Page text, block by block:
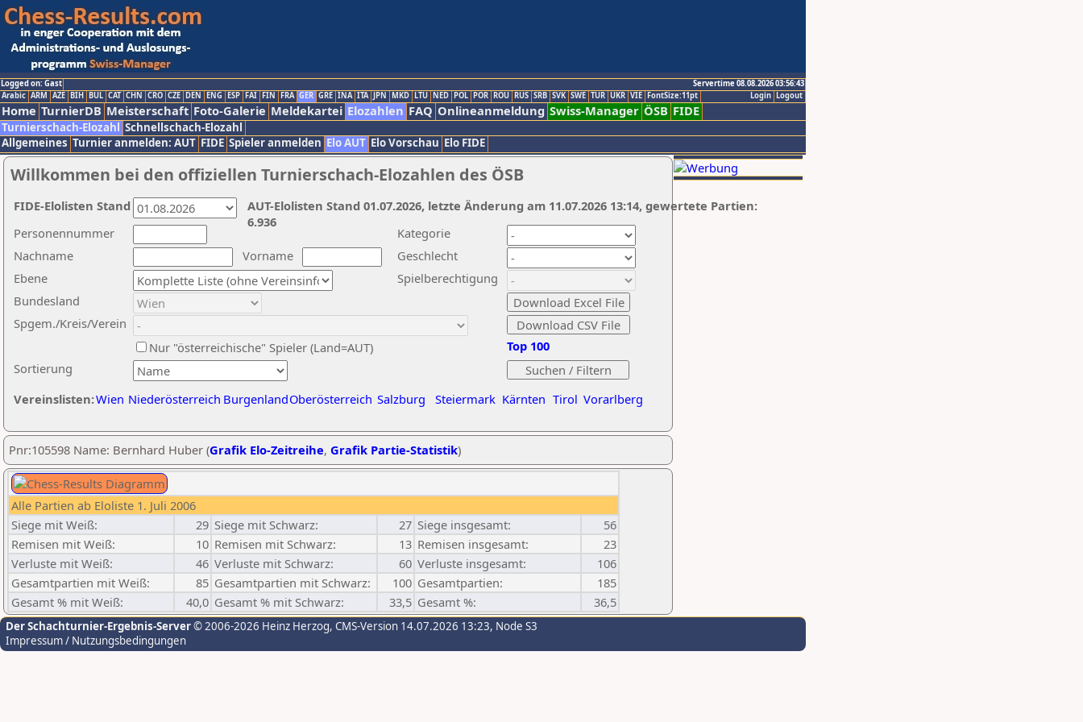
Logged on: Gast
Servertime 08.08.2026 03:56:43
Logout
Login
Arabic ARM AZE BIH BUL CAT CHN CRO CZE DEN ENG ESP FAI FIN FRA GER GRE INA ITA JPN MKD LTU NED POL POR ROU RUS SRB SVK SWE TUR UKR VIE FontSize:11pt
Home TurnierDB Meisterschaft Foto-Galerie Meldekartei Elozahlen FAQ Onlineanmeldung Swiss-Manager ÖSB FIDE
Turnierschach-Elozahl Schnellschach-Elozahl
Allgemeines Turnier anmelden: AUT FIDE Spieler anmelden Elo AUT Elo Vorschau Elo FIDE
Willkommen bei den offiziellen Turnierschach-Elozahlen des ÖSB
Nachname
Vorname
Ebene
Kategorie
Sortierung
Personennummer
Bundesland
Spgem./Kreis/Verein
Geschlecht
Nur "österreichische" Spieler (Land=AUT)
Spielberechtigung
Vereinslisten:Wien Niederösterreich BurgenlandOberösterreich Salzburg Steiermark Kärnten Tirol Vorarlberg
Top 100
AUT-Elolisten Stand 01.07.2026, letzte Änderung am 11.07.2026 13:14, gewertete Partien:
6.936
FIDE-Elolisten Stand
Pnr:105598 Name: Bernhard Huber (Grafik Elo-Zeitreihe, Grafik Partie-Statistik)
Alle Partien ab Eloliste 1. Juli 2006
Siege mit Weiß:
29 Siege mit Schwarz: 27 Siege insgesamt:
56
Remisen mit Weiß:
10 Remisen mit Schwarz: 13 Remisen insgesamt:
23
Verluste mit Weiß:
46 Verluste mit Schwarz: 60 Verluste insgesamt:
106
Gesamtpartien mit Weiß:
85 Gesamtpartien mit Schwarz: 100 Gesamtpartien:
185
Gesamt % mit Weiß:
40,0 Gesamt % mit Schwarz: 33,5 Gesamt %: 36,5
Der Schachturnier-Ergebnis-Server© 2006-2026 Heinz Herzog, CMS-Version 14.07.2026 13:23, Node S3
Impressum / Nutzungsbedingungen